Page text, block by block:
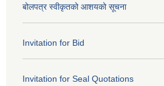
बोलपत्र स्वीकृतको आशयको सूचना
Invitation for Bid
Invitation for Seal Quotations